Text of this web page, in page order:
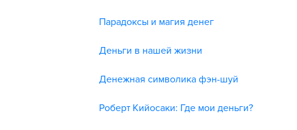
Парадоксы и магия денег
Деньги в нашей жизни
Денежная символика фэн-шуй
Роберт Кийосаки: Где мои деньги?